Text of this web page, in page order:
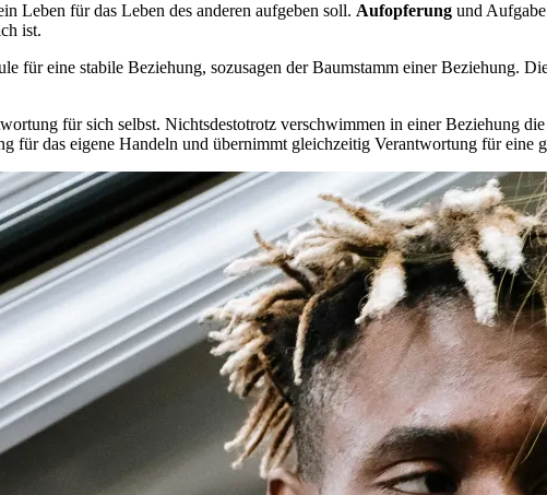
Leben für das Leben des anderen aufgeben soll. Aufopferung und
ist.
für eine stabile Beziehung, sozusagen der Baumstamm einer Beziehung.
für sich selbst. Nichtsdestotrotz verschwimmen in einer Beziehung
für das eigene Handeln und übernimmt gleichzeitig Verantwortung für eine